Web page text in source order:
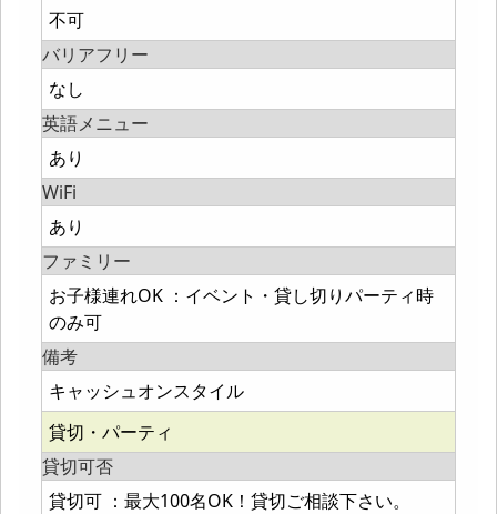
不可
バリアフリー
なし
英語メニュー
あり
WiFi
あり
ファミリー
お子様連れOK ：イベント・貸し切りパーティ時
のみ可
備考
キャッシュオンスタイル
貸切・パーティ
貸切可否
貸切可 ：最大100名OK！貸切ご相談下さい。